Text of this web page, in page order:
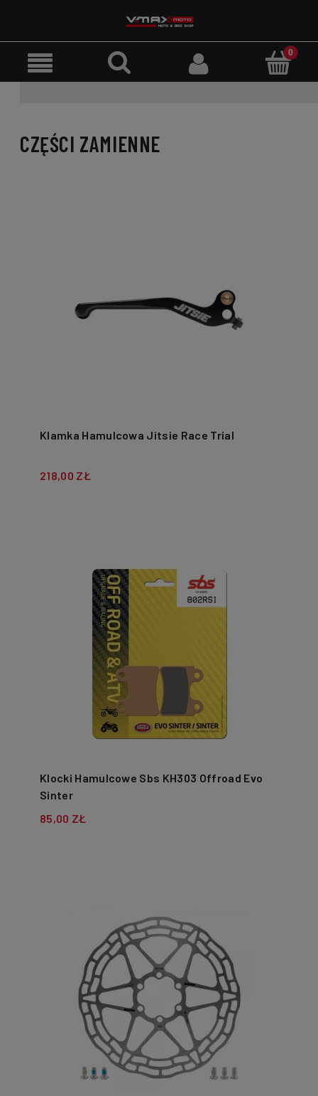
CZĘŚCI ZAMIENNE
Klamka Hamulcowa Jitsie Race Trial
218,00 ZŁ
Klocki Hamulcowe Sbs KH303 Offroad Evo
Sinter
85,00 ZŁ